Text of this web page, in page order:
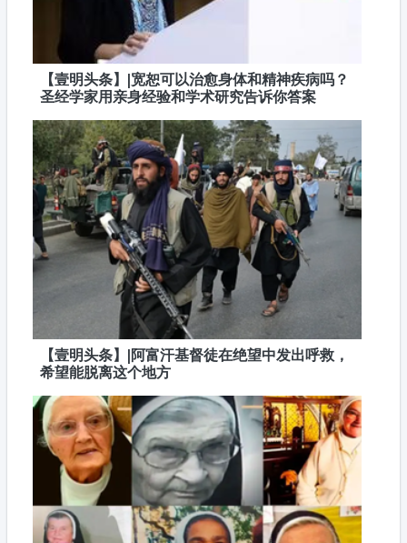
【壹明头条】|宽恕可以治愈身体和精神疾病吗？
圣经学家用亲身经验和学术研究告诉你答案
【壹明头条】|阿富汗基督徒在绝望中发出呼救，
希望能脱离这个地方